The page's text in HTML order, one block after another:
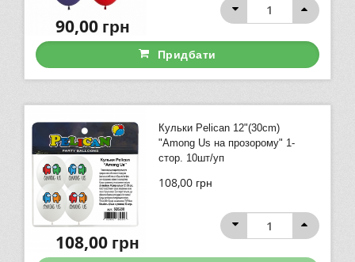
90,00грн
Придбати
Кульки Pelican 12"(30сm)
"Among Us на прозорому" 1-
стор. 10шт/уп
108,00 грн
108,00грн